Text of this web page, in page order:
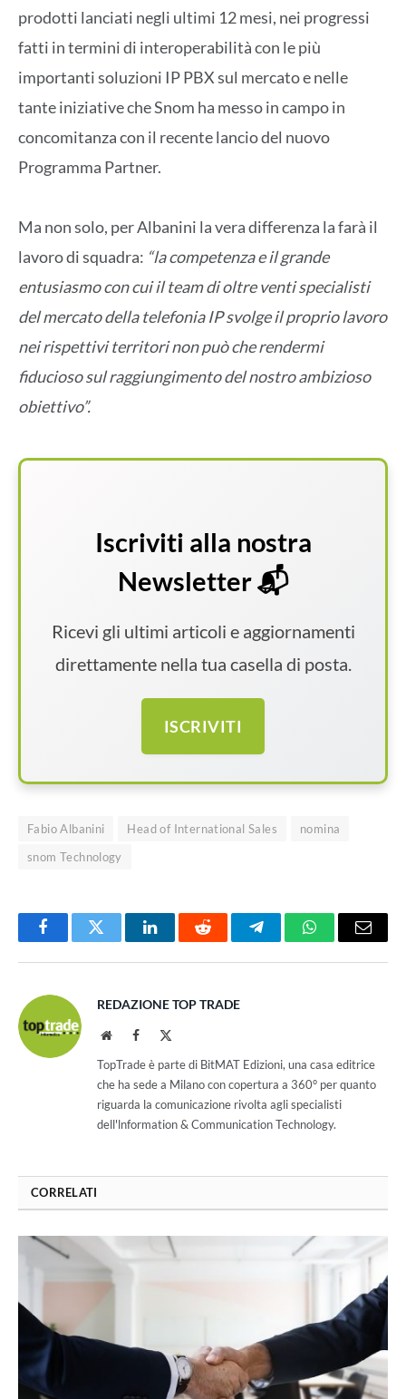
prodotti lanciati negli ultimi 12 mesi, nei progressi
fatti in termini di interoperabilità con le più
importanti soluzioni IP PBX sul mercato e nelle
tante iniziative che Snom ha messo in campo in
concomitanza con il recente lancio del nuovo
Programma Partner.
Ma non solo, per Albanini la vera differenza la farà il
lavoro di squadra: “la competenza e il grande
entusiasmo con cui il team di oltre venti specialisti
del mercato della telefonia IP svolge il proprio lavoro
nei rispettivi territori non può che rendermi
fiducioso sul raggiungimento del nostro ambizioso
obiettivo”.
Iscriviti alla nostra
Newsletter 📬
Ricevi gli ultimi articoli e aggiornamenti
direttamente nella tua casella di posta.
ISCRIVITI
Fabio Albanini Head of International Sales
nomina
snom Technology
FacebookTwitter LinkedInReddit TelegramWhatsAppEmail
REDAZIONE TOP TRADE
WebsiteFacebook
TopTrade è parte di BitMAT Edizioni, una casa editrice
che ha sede a Milano con copertura a 360° per quanto
riguarda la comunicazione rivolta agli specialisti
dell'lnformation & Communication Technology.
CORRELATI